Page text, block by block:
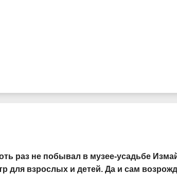
раз не побывал в музее-усадьбе
для взрослых и детей. Да и сам